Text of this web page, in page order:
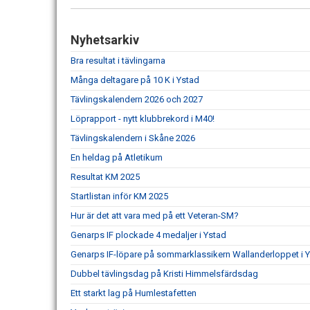
Nyhetsarkiv
Bra resultat i tävlingarna
Många deltagare på 10 K i Ystad
Tävlingskalendern 2026 och 2027
Löprapport - nytt klubbrekord i M40!
Tävlingskalendern i Skåne 2026
En heldag på Atletikum
Resultat KM 2025
Startlistan inför KM 2025
Hur är det att vara med på ett Veteran-SM?
Genarps IF plockade 4 medaljer i Ystad
Genarps IF-löpare på sommarklassikern Wallanderloppet i
Dubbel tävlingsdag på Kristi Himmelsfärdsdag
Ett starkt lag på Humlestafetten